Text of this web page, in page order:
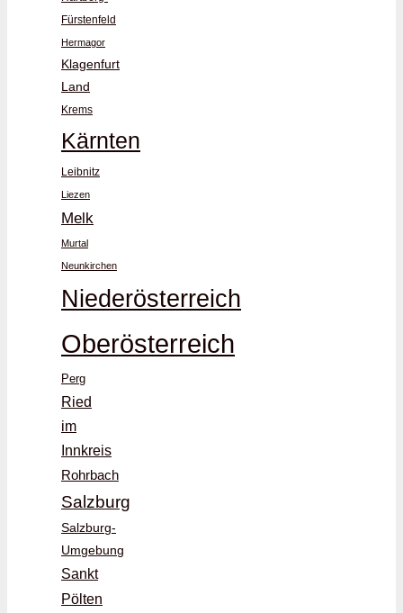
Fürstenfeld
Hermagor
Klagenfurt
Land
Krems
Kärnten
Leibnitz
Liezen
Melk
Murtal
Neunkirchen
Niederösterreich
Oberösterreich
Perg
Ried
im
Innkreis
Rohrbach
Salzburg
Salzburg-
Umgebung
Sankt
Pölten